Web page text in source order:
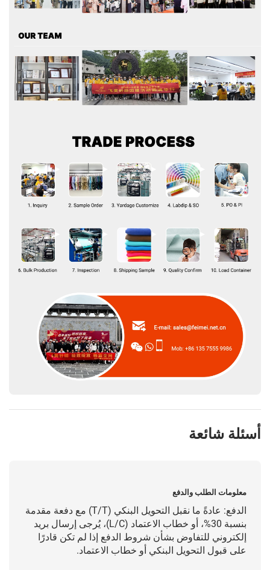
أسئلة شائعة
معلومات الطلب والدفع
الدفع: عادةً ما نقبل التحويل البنكي (T/T) مع دفعة مقدمة
بنسبة 30%، أو خطاب الاعتماد (L/C)، يُرجى إرسال بريد
إلكتروني للتفاوض بشأن شروط الدفع إذا لم تكن قادرًا
على قبول التحويل البنكي أو خطاب الاعتماد.